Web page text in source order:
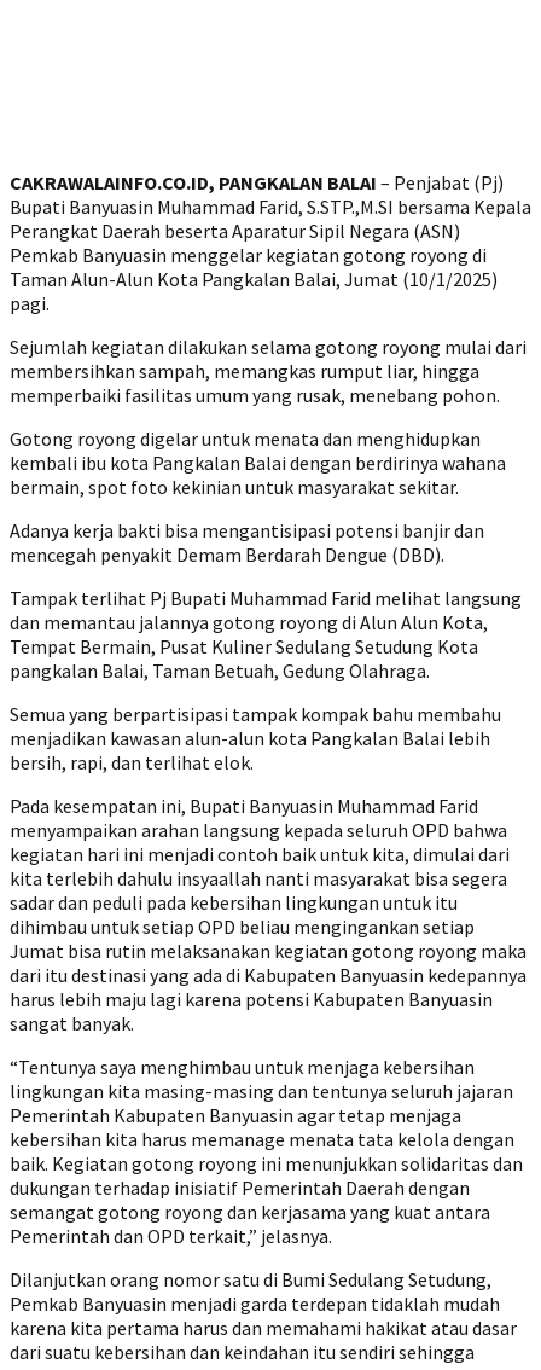
CAKRAWALAINFO.CO.ID, PANGKALAN BALAI – Penjabat (Pj)
Bupati Banyuasin Muhammad Farid, S.STP.,M.SI bersama Kepala
Perangkat Daerah beserta Aparatur Sipil Negara (ASN)
Pemkab Banyuasin menggelar kegiatan gotong royong di
Taman Alun-Alun Kota Pangkalan Balai, Jumat (10/1/2025)
pagi.
Sejumlah kegiatan dilakukan selama gotong royong mulai dari
membersihkan sampah, memangkas rumput liar, hingga
memperbaiki fasilitas umum yang rusak, menebang pohon.
Gotong royong digelar untuk menata dan menghidupkan
kembali ibu kota Pangkalan Balai dengan berdirinya wahana
bermain, spot foto kekinian untuk masyarakat sekitar.
Adanya kerja bakti bisa mengantisipasi potensi banjir dan
mencegah penyakit Demam Berdarah Dengue (DBD).
Tampak terlihat Pj Bupati Muhammad Farid melihat langsung
dan memantau jalannya gotong royong di Alun Alun Kota,
Tempat Bermain, Pusat Kuliner Sedulang Setudung Kota
pangkalan Balai, Taman Betuah, Gedung Olahraga.
Semua yang berpartisipasi tampak kompak bahu membahu
menjadikan kawasan alun-alun kota Pangkalan Balai lebih
bersih, rapi, dan terlihat elok.
Pada kesempatan ini, Bupati Banyuasin Muhammad Farid
menyampaikan arahan langsung kepada seluruh OPD bahwa
kegiatan hari ini menjadi contoh baik untuk kita, dimulai dari
kita terlebih dahulu insyaallah nanti masyarakat bisa segera
sadar dan peduli pada kebersihan lingkungan untuk itu
dihimbau untuk setiap OPD beliau mengingankan setiap
Jumat bisa rutin melaksanakan kegiatan gotong royong maka
dari itu destinasi yang ada di Kabupaten Banyuasin kedepannya
harus lebih maju lagi karena potensi Kabupaten Banyuasin
sangat banyak.
“Tentunya saya menghimbau untuk menjaga kebersihan
lingkungan kita masing-masing dan tentunya seluruh jajaran
Pemerintah Kabupaten Banyuasin agar tetap menjaga
kebersihan kita harus memanage menata tata kelola dengan
baik. Kegiatan gotong royong ini menunjukkan solidaritas dan
dukungan terhadap inisiatif Pemerintah Daerah dengan
semangat gotong royong dan kerjasama yang kuat antara
Pemerintah dan OPD terkait,” jelasnya.
Dilanjutkan orang nomor satu di Bumi Sedulang Setudung,
Pemkab Banyuasin menjadi garda terdepan tidaklah mudah
karena kita pertama harus dan memahami hakikat atau dasar
dari suatu kebersihan dan keindahan itu sendiri sehingga